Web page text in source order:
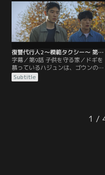
妨害する。ついにはチャン代表も作
戦に加わり…。
復讐代行人2～模範タクシー～ 第09話／字幕
字幕／第9話 子供を守る家／ドギを
慕っているハジュンは、ゴウンの家
の内覧にドギが一緒に行くことにな
り、テンションが上がる。しかしそ
Subtitle
1